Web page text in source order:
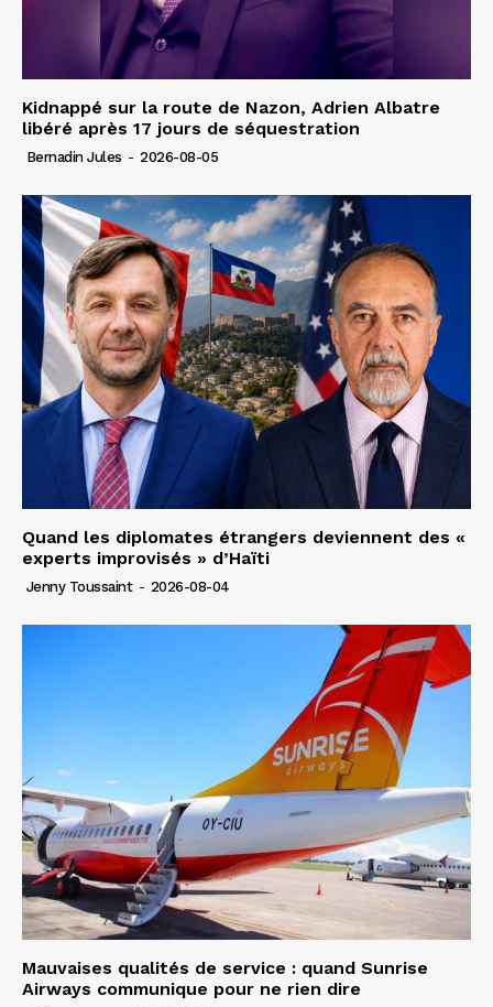
Kidnappé sur la route de Nazon, Adrien Albatre
libéré après 17 jours de séquestration
Bernadin Jules - 2026-08-05
Quand les diplomates étrangers deviennent des «
experts improvisés » d’Haïti
Jenny Toussaint - 2026-08-04
Mauvaises qualités de service : quand Sunrise
Airways communique pour ne rien dire